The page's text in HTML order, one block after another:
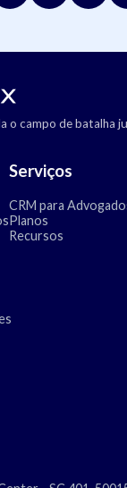
o campo de batalha
Serviços
CRM para
Planos
Recursos